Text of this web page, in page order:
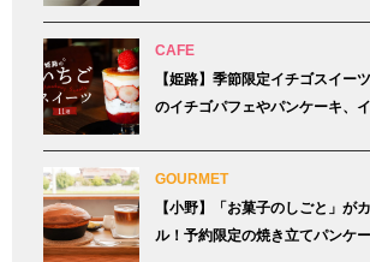
CAFE
【姫路】季節限定イチゴスイー
のイチゴパフェやパンケーキ、
GOURMET
【小野】「お菓子のしごと」が
ル！予約限定の焼き立てパンケ